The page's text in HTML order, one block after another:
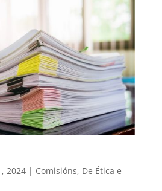
2024| Comisións, De Ética e